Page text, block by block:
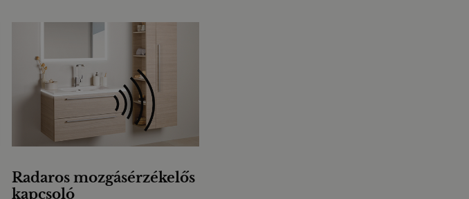
Radaros mozgásérzékelős
kapcsoló